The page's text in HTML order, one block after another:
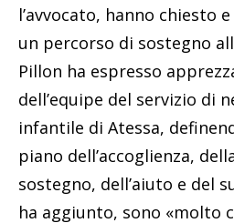
l’avvocato, hanno chiesto
un percorso di sostegno
Pillon ha espresso
dell’equipe del servizio di
infantile di Atessa,
piano dell’accoglienza,
sostegno, dell’aiuto e del
ha aggiunto, sono «molto